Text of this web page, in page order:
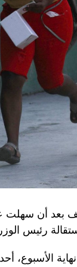
من موسكو.
«شخصان
الأمن
كانا
أجهزة
البيرينيه
في
تورماليه،
بعد أن سهلت
رئيس
الأسبوع،